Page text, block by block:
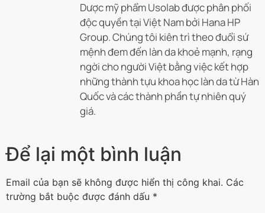
Dược mỹ phẩm Usolab được phân phối
độc quyền tại Việt Nam bởi Hana HP
Group. Chúng tôi kiên trì theo đuổi sứ
mệnh đem đến làn da khoẻ mạnh, rạng
ngời cho người Việt bằng việc kết hợp
những thành tựu khoa học làn da từ Hàn
Quốc và các thành phần tự nhiên quý
giá.
Để lại một bình luận
Email của bạn sẽ không được hiển thị công khai. Các
trường bắt buộc được đánh dấu *